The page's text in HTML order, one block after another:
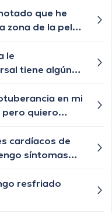
que he
de la pelvis
le
tiene algún
le están
y chiquititos
q le ayude a
tiene
en mi
pero quiero
cardíacos de
síntomas
resfriado